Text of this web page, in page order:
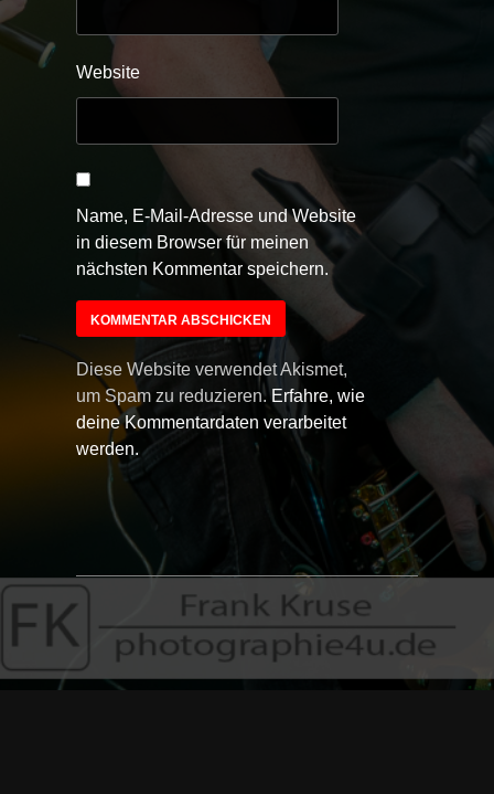
Website
Name, E-Mail-Adresse und Website
in diesem Browser für meinen
nächsten Kommentar speichern.
Diese Website verwendet Akismet,
um Spam zu reduzieren.Erfahre, wie
deine Kommentardaten verarbeitet
werden.